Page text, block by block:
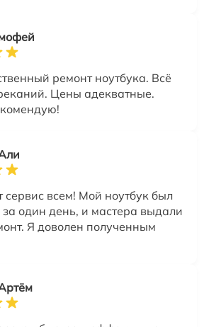
ремонт ноутбука. Всё
Цены адекватные.
сервис всем! Мой ноутбук был
один день, и мастера выдали
Я доволен полученным